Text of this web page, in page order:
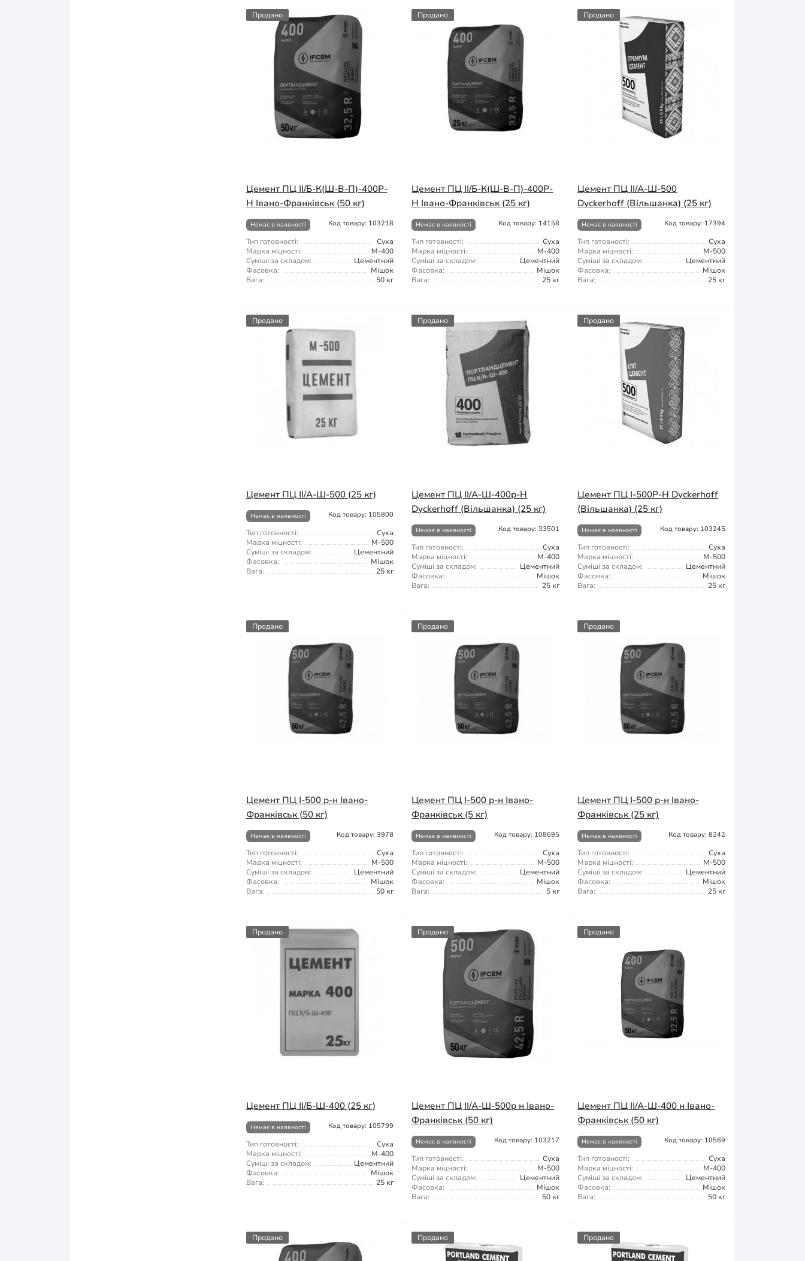
Продано
Цемент ПЦ ІІ/Б-К(Ш-В-П)-400Р-
Н Івано-Франківськ (50 кг)
Немає в наявності Код товару: 103218
Тип готовності:
Суха
Марка міцності:
М-400
Суміші за складом:
Цементний
Фасовка:
Мішок
Вага:
50 кг
Продано
Цемент ПЦ ІІ/Б-К(Ш-В-П)-400Р-
Н Івано-Франківськ (25 кг)
Немає в наявності Код товару: 14158
Тип готовності:
Суха
Марка міцності:
М-400
Суміші за складом:
Цементний
Фасовка:
Мішок
Вага:
25 кг
Продано
Цемент ПЦ ІІ/А-Ш-500
Dyckerhoff (Вільшанка) (25 кг)
Немає в наявності Код товару: 17394
Тип готовності:
Суха
Марка міцності:
М-500
Суміші за складом:
Цементний
Фасовка:
Мішок
Вага:
25 кг
Продано
Цемент ПЦ ІІ/А-Ш-500 (25 кг)
Немає в наявності Код товару: 105800
Тип готовності:
Суха
Марка міцності:
М-500
Суміші за складом:
Цементний
Фасовка:
Мішок
Вага:
25 кг
Продано
Цемент ПЦ ІІ/А-Ш-400р-Н
Dyckerhoff (Вільшанка) (25 кг)
Немає в наявності Код товару: 33501
Тип готовності:
Суха
Марка міцності:
М-400
Суміші за складом:
Цементний
Фасовка:
Мішок
Вага:
25 кг
Продано
Цемент ПЦ І-500Р-Н Dyckerhoff
(Вільшанка) (25 кг)
Немає в наявності Код товару: 103245
Тип готовності:
Суха
Марка міцності:
М-500
Суміші за складом:
Цементний
Фасовка:
Мішок
Вага:
25 кг
Продано
Цемент ПЦ І-500 р-н Івано-
Франківськ (50 кг)
Немає в наявності Код товару: 3978
Тип готовності:
Суха
Марка міцності:
М-500
Суміші за складом:
Цементний
Фасовка:
Мішок
Вага:
50 кг
Продано
Цемент ПЦ І-500 р-н Івано-
Франківськ (5 кг)
Немає в наявності Код товару: 108695
Тип готовності:
Суха
Марка міцності:
М-500
Суміші за складом:
Цементний
Фасовка:
Мішок
Вага:
5 кг
Продано
Цемент ПЦ І-500 р-н Івано-
Франківськ (25 кг)
Немає в наявності Код товару: 8242
Тип готовності:
Суха
Марка міцності:
М-500
Суміші за складом:
Цементний
Фасовка:
Мішок
Вага:
25 кг
Продано
Цемент ПЦ II/Б-Ш-400 (25 кг)
Немає в наявності Код товару: 105799
Тип готовності:
Суха
Марка міцності:
М-400
Суміші за складом:
Цементний
Фасовка:
Мішок
Вага:
25 кг
Продано
Цемент ПЦ II/A-Ш-500р н Івано-
Франківськ (50 кг)
Немає в наявності Код товару: 103217
Тип готовності:
Суха
Марка міцності:
М-500
Суміші за складом:
Цементний
Фасовка:
Мішок
Вага:
50 кг
Продано
Цемент ПЦ II/A-Ш-400 н Івано-
Франківськ (50 кг)
Немає в наявності Код товару: 10569
Тип готовності:
Суха
Марка міцності:
М-400
Суміші за складом:
Цементний
Фасовка:
Мішок
Вага:
50 кг
Продано Продано Продано